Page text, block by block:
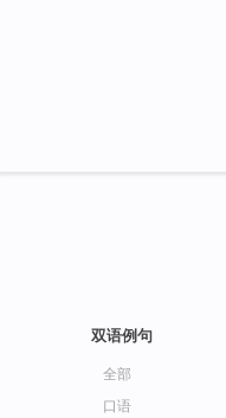
双语例句
全部
口语